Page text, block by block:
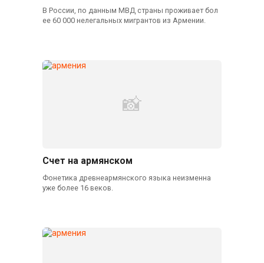
В России, по данным МВД страны проживает бол
ее 60 000 нелегальных мигрантов из Армении.
Счет на армянском
Фонетика древнеармянского языка неизменна
уже более 16 веков.